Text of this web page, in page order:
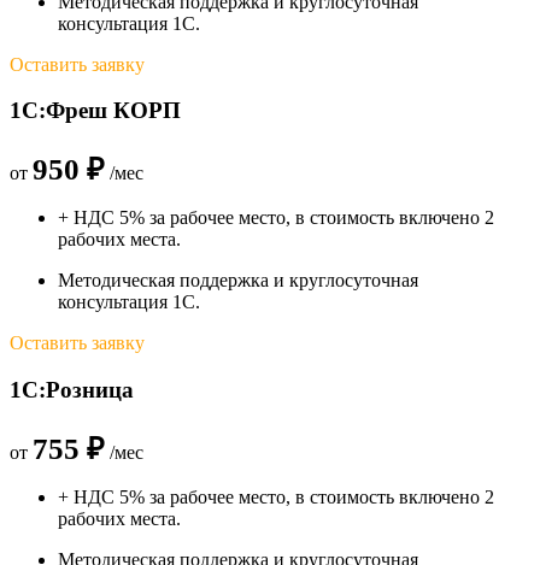
консультация 1С.
Оставить заявку
1С:Фреш КОРП
от 950 ₽ /мес
+ НДС 5% за рабочее место, в стоимость включено 2
рабочих места.
Методическая поддержка и круглосуточная
консультация 1С.
Оставить заявку
1С:Розница
от 755 ₽ /мес
+ НДС 5% за рабочее место, в стоимость включено 2
рабочих места.
Методическая поддержка и круглосуточная